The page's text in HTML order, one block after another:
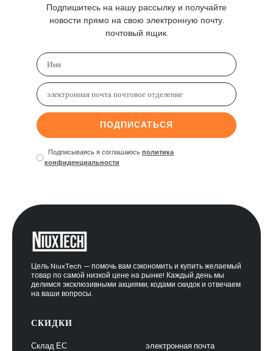
Подпишитесь на нашу рассылку и получайте
новости прямо на свою электронную почту.
почтовый ящик.
ПОДПИСАТЬСЯ
Подписываясь я соглашаюсь политика
конфиденциальности
Цель NiuxTech — помочь вам сэкономить и купить желаемый
товар по самой низкой цене на рынке! Каждый день мы
делимся эксклюзивными акциями, кодами скидок и отвечаем
на ваши вопросы.
СКИДКИ
Склад ЕС
электронная почта